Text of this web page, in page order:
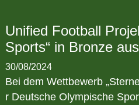
Unified Football
Sports“ in Bronze
30/08/2024
Bei dem Wettbewerb
r Deutsche Olympische